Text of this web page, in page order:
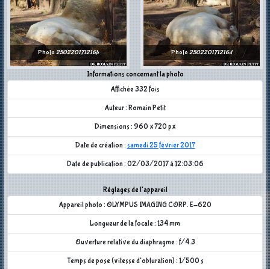
Photo 250220171216b
Informations concernant la photo
Affichée 332 fois
Auteur : Romain Petit
Dimensions : 960 x 720 px
Date de création : samedi 25 février 2017
Date de publication : 02/03/2017 à 12:03:06
Réglages de l'appareil
Appareil photo : OLYMPUS IMAGING CORP. E-620
Longueur de la focale : 134 mm
Ouverture relative du diaphragme : f/4.3
Temps de pose (vitesse d'obturation) : 1/500 s
Photo 250220171216d